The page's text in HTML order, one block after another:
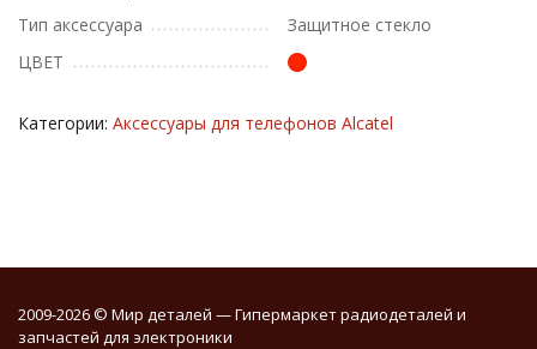
Тип аксессуара
Защитное стекло
ЦВЕТ
Категории: Аксессуары для телефонов Alcatel
2009-2026 © Мир деталей — Гипермаркет радиодеталей и
запчастей для электроники